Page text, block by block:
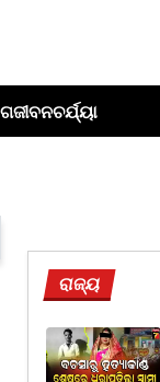
ଜୀବନଚର୍ଯ୍ୟା
ରାଜ୍ୟ